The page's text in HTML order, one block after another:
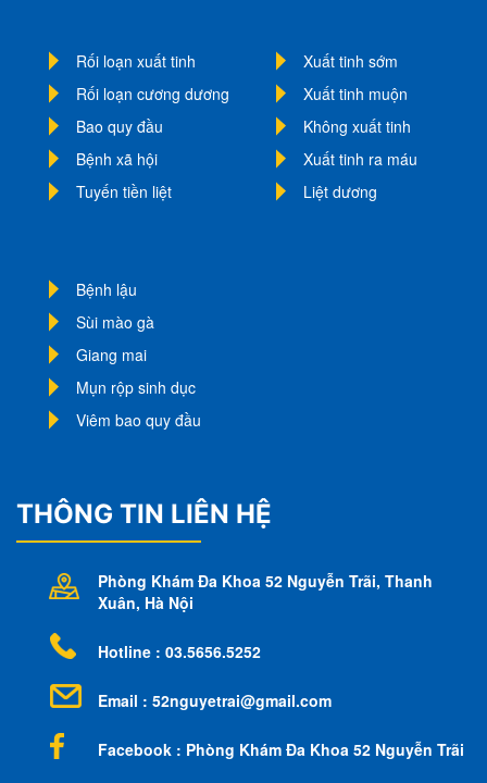
Rối loạn xuất tinh
Rối loạn cương dương
Bao quy đầu
Bệnh xã hội
Tuyến tiền liệt
Xuất tinh sớm
Xuất tinh muộn
Không xuất tinh
Xuất tinh ra máu
Liệt dương
Bệnh lậu
Sùi mào gà
Giang mai
Mụn rộp sinh dục
Viêm bao quy đầu
THÔNG TIN LIÊN HỆ
Phòng Khám Đa Khoa 52 Nguyễn Trãi, Thanh
Xuân, Hà Nội
Hotline : 03.5656.5252
Email : 52nguyetrai@gmail.com
Facebook : Phòng Khám Đa Khoa 52 Nguyễn Trãi